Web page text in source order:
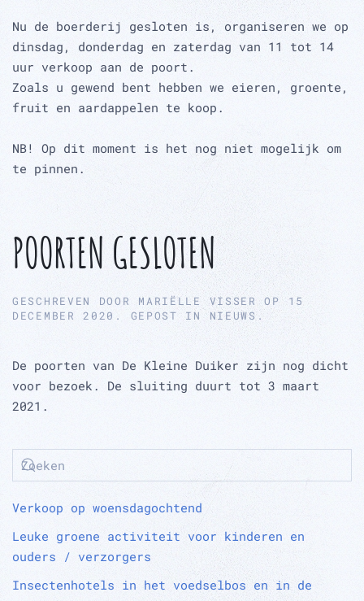
Nu de boerderij gesloten is, organiseren we op
dinsdag, donderdag en zaterdag van 11 tot 14
uur verkoop aan de poort.
Zoals u gewend bent hebben we eieren, groente,
fruit en aardappelen te koop.
NB! Op dit moment is het nog niet mogelijk om
te pinnen.
POORTEN GESLOTEN
GESCHREVEN DOOR MARIËLLE VISSER OP 15
DECEMBER 2020 . GEPOST IN NIEUWS .
De poorten van De Kleine Duiker zijn nog dicht
voor bezoek. De sluiting duurt tot 3 maart
2021.
Verkoop op woensdagochtend
Leuke groene activiteit voor kinderen en
ouders / verzorgers
Insectenhotels in het voedselbos en in de